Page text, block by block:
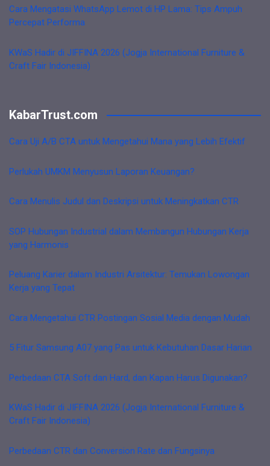
Cara Mengatasi WhatsApp Lemot di HP Lama: Tips Ampuh
Percepat Performa
KWaS Hadir di JIFFINA 2026 (Jogja International Furniture &
Craft Fair Indonesia)
KabarTrust.com
Cara Uji A/B CTA untuk Mengetahui Mana yang Lebih Efektif
Perlukah UMKM Menyusun Laporan Keuangan?
Cara Menulis Judul dan Deskripsi untuk Meningkatkan CTR
SOP Hubungan Industrial dalam Membangun Hubungan Kerja
yang Harmonis
Peluang Karier dalam Industri Arsitektur: Temukan Lowongan
Kerja yang Tepat
Cara Mengetahui CTR Postingan Sosial Media dengan Mudah
5 Fitur Samsung A07 yang Pas untuk Kebutuhan Dasar Harian
Perbedaan CTA Soft dan Hard, dan Kapan Harus Digunakan?
KWaS Hadir di JIFFINA 2026 (Jogja International Furniture &
Craft Fair Indonesia)
Perbedaan CTR dan Conversion Rate dan Fungsinya